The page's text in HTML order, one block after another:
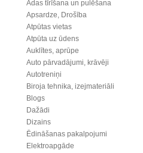
Ādas tīrīšana un pulēšana
Apsardze, Drošība
Atpūtas vietas
Atpūta uz ūdens
Auklītes, aprūpe
Auto pārvadājumi, krāvēji
Autotreniņi
Biroja tehnika, izejmateriāli
Blogs
Dažādi
Dizains
Ēdināšanas pakalpojumi
Elektroapgāde